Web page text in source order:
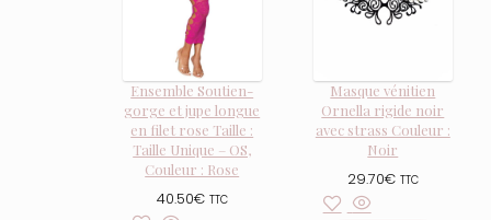
Ensemble Soutien-
gorge et jupe longue
en filet rose Taille :
Taille Unique – OS,
Couleur : Rose
40.50€ TTC
Masque vénitien
Ornella rigide noir
avec strass Couleur :
Noir
29.70€ TTC